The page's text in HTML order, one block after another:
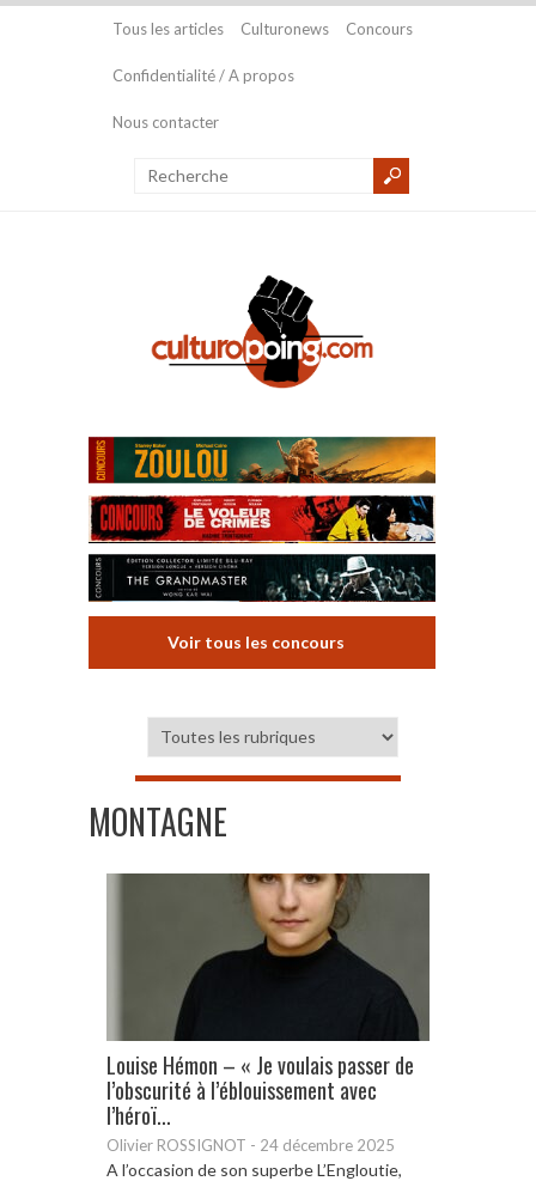
Tous les articles Culturonews Concours
Confidentialité / A propos
Nous contacter
Voir tous les concours
MONTAGNE
Louise Hémon – « Je voulais passer de
l’obscurité à l’éblouissement avec
l’héroï...
Olivier ROSSIGNOT - 24 décembre 2025
A l’occasion de son superbe L’Engloutie,